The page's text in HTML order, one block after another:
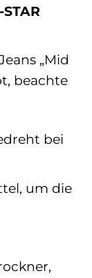
„Mid
beachte
bei
um die